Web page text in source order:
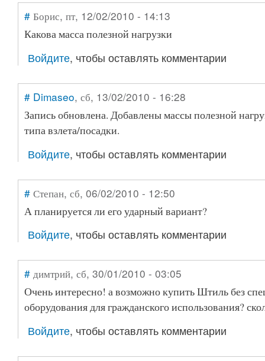
# Борис, пт, 12/02/2010 - 14:13
Какова масса полезной нагрузки
Войдите, чтобы оставлять комментарии
# Dimaseo, сб, 13/02/2010 - 16:28
Запись обновлена. Добавлены массы полезной
типа взлета/посадки.
Войдите, чтобы оставлять комментарии
# Степан, сб, 06/02/2010 - 12:50
А планируется ли его ударный вариант?
Войдите, чтобы оставлять комментарии
# димтрий, сб, 30/01/2010 - 03:05
Очень интересно! а возможно купить Штиль без
оборудования для гражданского использования?
Войдите, чтобы оставлять комментарии